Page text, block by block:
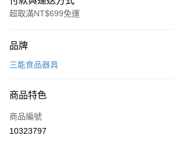
超取滿NT$699免運
信用卡一次付款
運送方式
• 付款後全家取貨
品牌
三能食品器具
商品特色
商品編號
10323797